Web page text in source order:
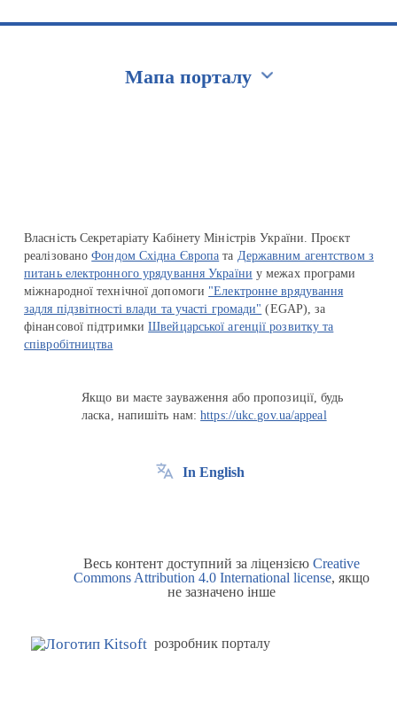
Мапа порталу
Власність Секретаріату Кабінету Міністрів України. Проєкт
реалізованоФондом Східна Європа та Державним агентством з
питань електронного урядування України у межах програми
міжнародної технічної допомоги "Електронне врядування
задля підзвітності влади та участі громади" (EGAP), за
фінансової підтримкиШвейцарської агенції розвитку та
співробітництва
Якщо ви маєте зауваження або пропозиції, будь
ласка, напишіть нам:https://ukc.gov.ua/appeal
In English
Весь контент доступний за ліцензією Creative
Commons Attribution 4.0 International license, якщо
не зазначено інше
розробник порталу